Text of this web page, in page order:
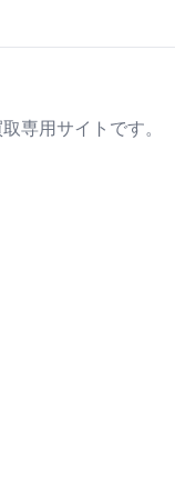
専用サイトです。